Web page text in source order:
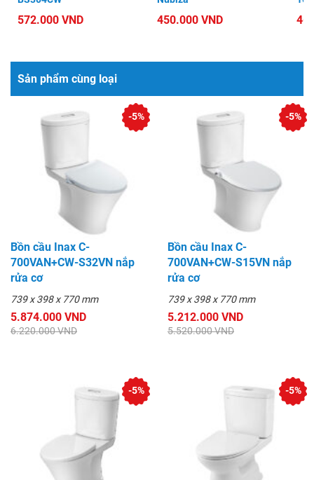
572.000 VND 450.000 VND
Sản phẩm cùng loại
Bồn cầu Inax C-
700VAN+CW-S32VN nắp
rửa cơ
739 x 398 x 770 mm
5.874.000 VND
6.220.000 VND
-5%
Bồn cầu Inax C-
700VAN+CW-S15VN nắp
rửa cơ
739 x 398 x 770 mm
5.212.000 VND
5.520.000 VND
-5%
-5% -5%